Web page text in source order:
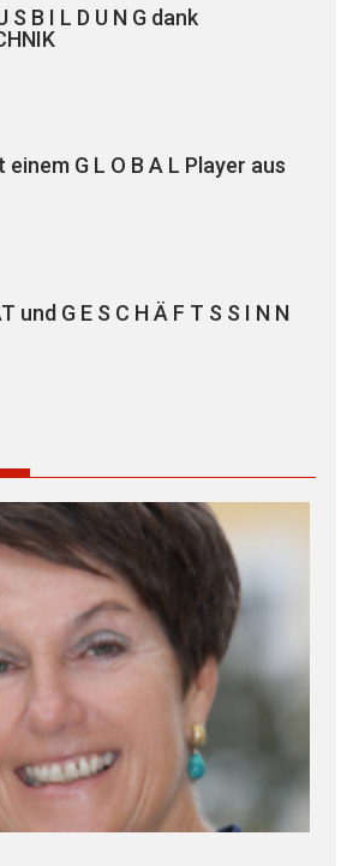
B I L D U N G dank
einem G L O B A L Player aus
und G E S C H Ä F T S S I N N